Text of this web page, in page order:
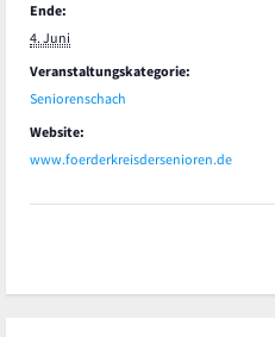
Ende:
4. Juni
Veranstaltungskategorie:
Seniorenschach
Website:
www.foerderkreisdersenioren.de